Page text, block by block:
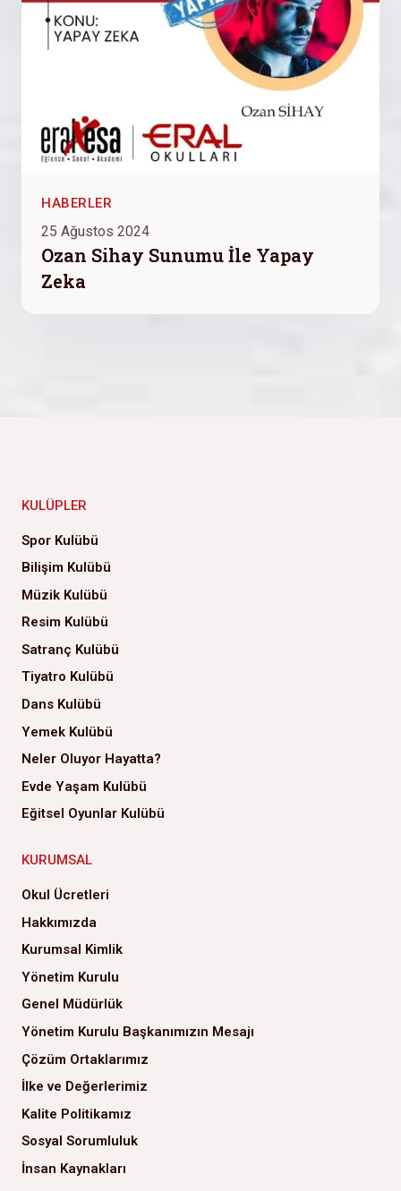
HABERLER
25 Ağustos 2024
Ozan Sihay Sunumu İle Yapay
Zeka
KULÜPLER
Spor Kulübü
Bilişim Kulübü
Müzik Kulübü
Resim Kulübü
Satranç Kulübü
Tiyatro Kulübü
Dans Kulübü
Yemek Kulübü
Neler Oluyor Hayatta?
Evde Yaşam Kulübü
Eğitsel Oyunlar Kulübü
KURUMSAL
Okul Ücretleri
Hakkımızda
Kurumsal Kimlik
Yönetim Kurulu
Genel Müdürlük
Yönetim Kurulu Başkanımızın Mesajı
Çözüm Ortaklarımız
İlke ve Değerlerimiz
Kalite Politikamız
Sosyal Sorumluluk
İnsan Kaynakları